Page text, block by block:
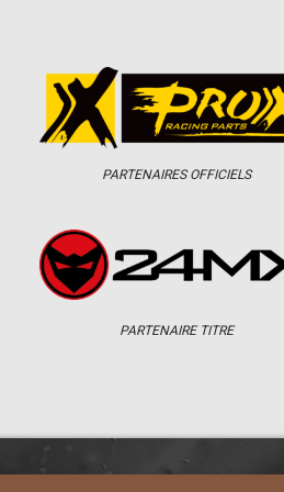
PARTENAIRES OFFICIELS
PARTENAIRE TITRE